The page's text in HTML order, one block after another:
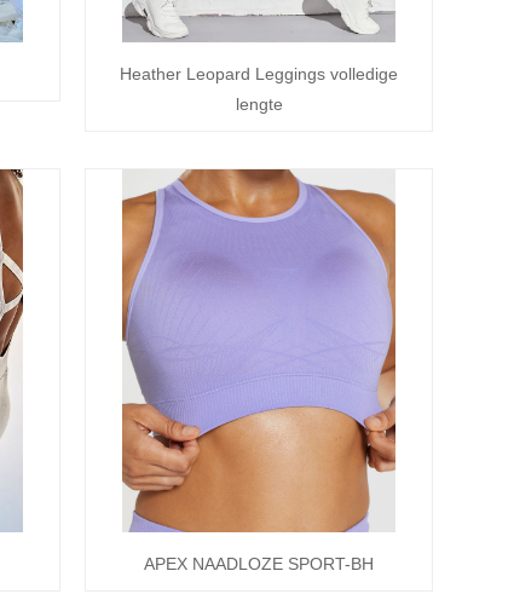
Heather Leopard Leggings volledige
lengte
APEX NAADLOZE SPORT-BH